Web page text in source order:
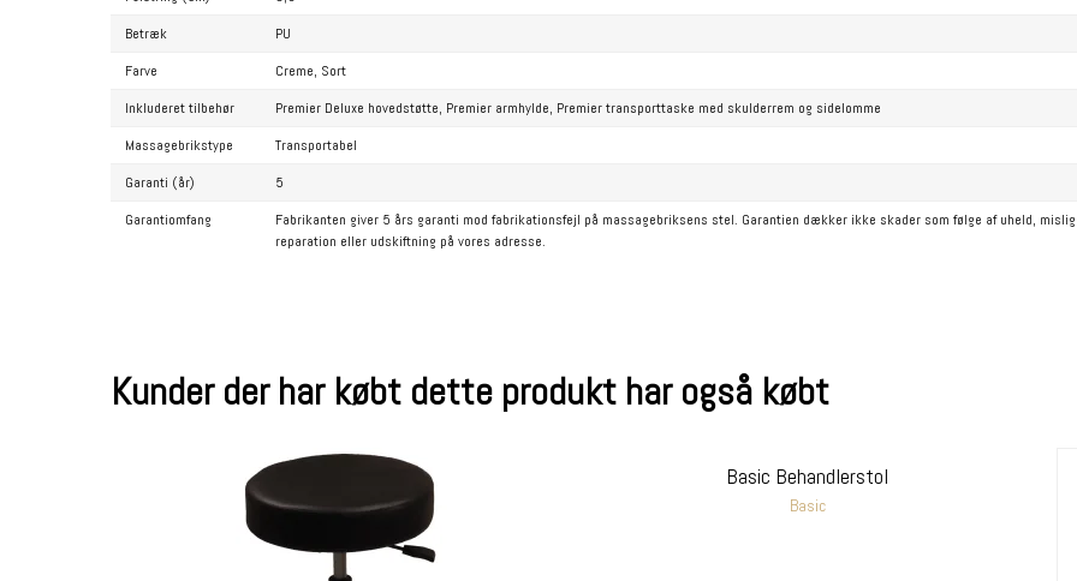
Betræk
PU
Farve
Creme, Sort
Inkluderet tilbehør
Premier Deluxe hovedstøtte, Premier armhylde, Premier transporttaske med skulderrem og sidelomme
Massagebrikstype
Transportabel
Garanti (år)
5
Garantiomfang
Fabrikanten giver 5 års garanti mod fabrikationsfejl på massagebriksens stel. Garantien dækker ikke skader som følge af uheld,
reparation eller udskiftning på vores adresse.
Kunder der har købt dette produkt har også købt
Basic Behandlerstol
Basic